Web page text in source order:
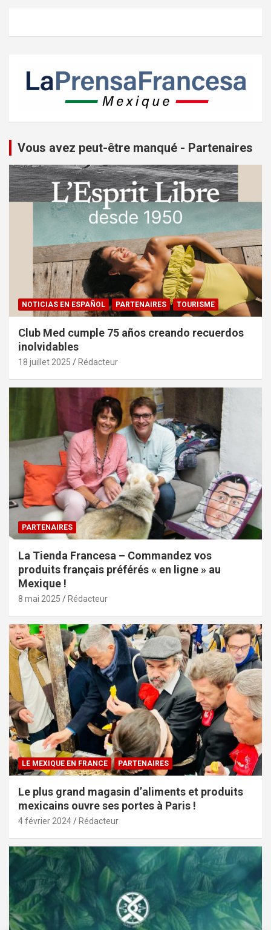
Vous avez peut-être manqué - Partenaires
NOTICIAS EN ESPAÑOL PARTENAIRES TOURISME
Club Med cumple 75 años creando recuerdos
inolvidables
18 juillet 2025 Rédacteur
PARTENAIRES
La Tienda Francesa – Commandez vos
produits français préférés « en ligne » au
Mexique !
8 mai 2025 Rédacteur
LE MEXIQUE EN FRANCE PARTENAIRES
Le plus grand magasin d’aliments et produits
mexicains ouvre ses portes à Paris !
4 février 2024 Rédacteur